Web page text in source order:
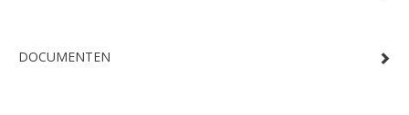
DOCUMENTEN